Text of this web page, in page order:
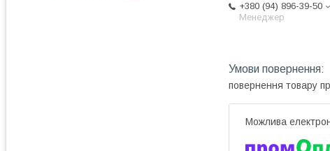
+380 (94) 896-39-50
Менеджер
повернення товару